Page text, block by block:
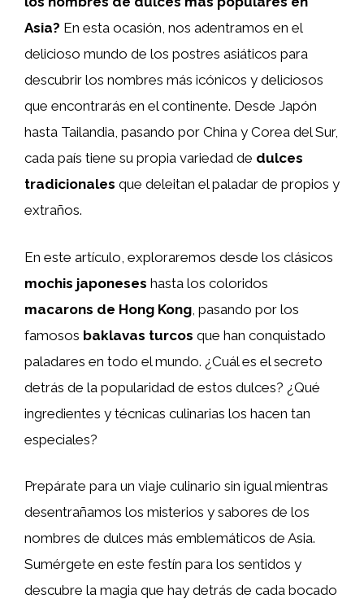
Asia? En esta ocasión, nos adentramos en el
delicioso mundo de los postres asiáticos para
descubrir los nombres más icónicos y deliciosos
que encontrarás en el continente. Desde Japón
hasta Tailandia, pasando por China y Corea del Sur,
cada país tiene su propia variedad de dulces
tradicionales que deleitan el paladar de propios y
extraños.
En este artículo, exploraremos desde los clásicos
mochis japoneses hasta los coloridos
macarons de Hong Kong , pasando por los
famosos baklavas turcos que han conquistado
paladares en todo el mundo. ¿Cuál es el secreto
detrás de la popularidad de estos dulces? ¿Qué
ingredientes y técnicas culinarias los hacen tan
especiales?
Prepárate para un viaje culinario sin igual mientras
desentrañamos los misterios y sabores de los
nombres de dulces más emblemáticos de Asia.
Sumérgete en este festín para los sentidos y
descubre la magia que hay detrás de cada bocado